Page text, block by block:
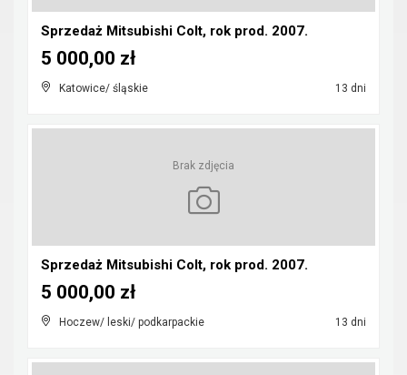
Sprzedaż Mitsubishi Colt, rok prod. 2007.
Katowice/ śląskie 13 dni
5 000,00 zł
Brak zdjęcia
Sprzedaż Mitsubishi Colt, rok prod. 2007.
Hoczew/ leski/ podkarpackie 13 dni
5 000,00 zł